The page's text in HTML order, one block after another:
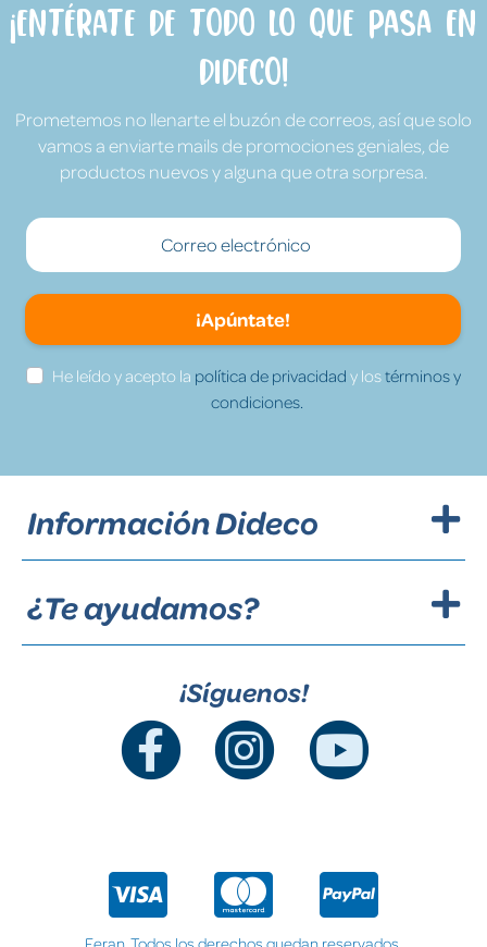
¡Entérate de todo lo que pasa en
Dideco!
Prometemos no llenarte el buzón de correos, así que solo
vamos a enviarte mails de promociones geniales, de
productos nuevos y alguna que otra sorpresa.
¡Apúntate!
He leído y acepto la política de privacidad y lostérminos y
condiciones.
Información Dideco
¿Te ayudamos?
¡Síguenos!
Feran. Todos los derechos quedan reservados.